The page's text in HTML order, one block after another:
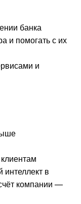
банка
и помогать с их
и
интеллект в
компании —